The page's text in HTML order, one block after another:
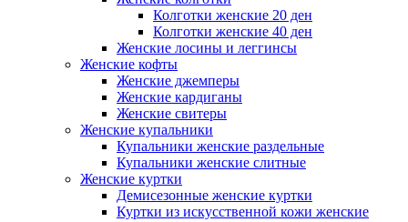
Колготки женские 20 ден
Колготки женские 40 ден
Женские лосины и леггинсы
Женские кофты
Женские джемперы
Женские кардиганы
Женские свитеры
Женские купальники
Купальники женские раздельные
Купальники женские слитные
Женские куртки
Демисезонные женские куртки
Куртки из искусственной кожи женские